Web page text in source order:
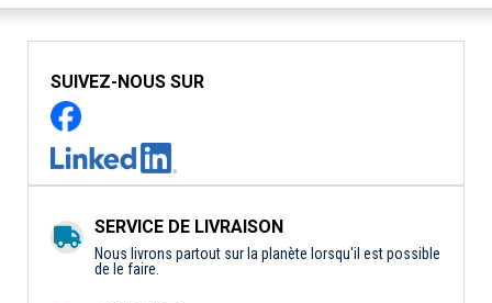
SUIVEZ-NOUS SUR
SERVICE DE LIVRAISON
Nous livrons partout sur la planète lorsqu'il est possible
de le faire.